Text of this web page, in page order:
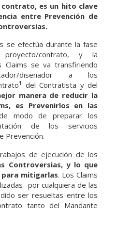
contrato, es un hito clave
entre Prevención de
se efectúa durante la fase
contrato, y la
Claims se va transfiriendo
diseñador a los
1 del Contratista y del
manera de reducir la
es Prevenirlos en las
modo de preparar los
de los servicios
Prevención.
de ejecución de los
Controversias, y lo que
mitigarlas. Los Claims
-por cualquiera de las
ser resueltas entre los
tanto del Mandante